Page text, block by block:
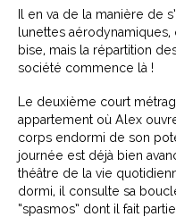
Il en va de la manière de
lunettes
bise, mais la répartition
société commence là !
Le deuxième court
appartement où Alex
corps endormi de son
journée est déjà bien
théâtre de la vie
dormi, il consulte sa
“spasmos” dont il fait